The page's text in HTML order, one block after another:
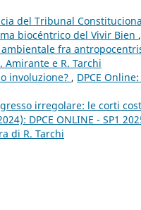
del Tribunal
biocéntrico del Vivir Bien ,
ambientale fra
e R. Tarchi
involuzione? , DPCE
irregolare: le corti
DPCE ONLINE - SP1
di R. Tarchi